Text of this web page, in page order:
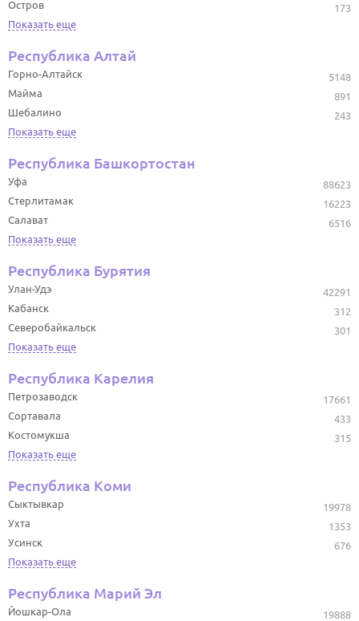
173
Остров
Показать еще
Республика Алтай
5148
Горно-Алтайск
891
Майма
243
Шебалино
Показать еще
Республика Башкортостан
88623
Уфа
16223
Стерлитамак
6516
Салават
Показать еще
Республика Бурятия
42291
Улан-Удэ
312
Кабанск
301
Северобайкальск
Показать еще
Республика Карелия
17661
Петрозаводск
433
Сортавала
315
Костомукша
Показать еще
Республика Коми
19978
Сыктывкар
1353
Ухта
676
Усинск
Показать еще
Республика Марий Эл
19888
Йошкар-Ола